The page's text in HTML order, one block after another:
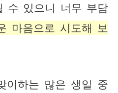
수 있으니 너무 부담
마음으로 시도해 보
이하는 많은 생일 중